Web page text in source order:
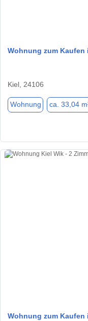
Wohnung zum Kaufen
Kiel, 24106
Wohnung ca. 33,04
Wohnung zum Kaufen